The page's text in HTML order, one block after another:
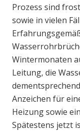
Prozess sind
sowie in vielen
Wintermonaten
Leitung, die
Anzeichen für
Heizung sowie
Spätestens jetzt